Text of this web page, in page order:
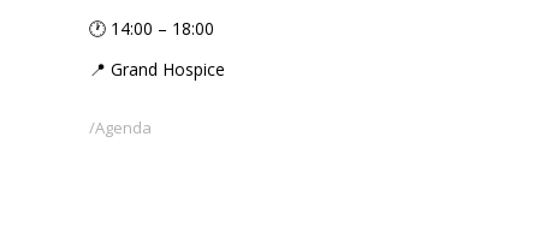
🕐 14:00 – 18:00
📍 Grand Hospice
Agenda